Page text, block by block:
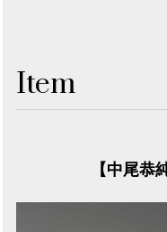
Item
【中尾恭